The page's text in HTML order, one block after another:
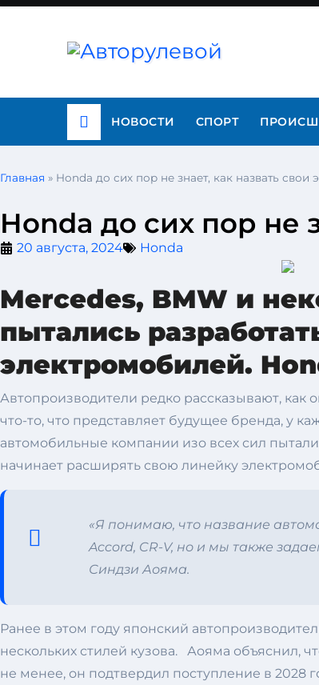
НОВОСТИ СПОРТ
Главная » Honda до сих пор не знает, как назвать свои
Honda до сих пор не
20 августа, 2024 Honda
Mercedes, BMW и
пытались
электромобилей.
Автопроизводители редко рассказывают,
что-то, что представляет будущее бренда, у
автомобильные компании изо всех сил
начинает расширять свою линейку
«Я понимаю, что название
Accord, CR-V, но и мы также
Синдзи Аояма.
Ранее в этом году японский
нескольких стилей кузова. Аояма объяснил,
не менее, он подтвердил поступление в 2028